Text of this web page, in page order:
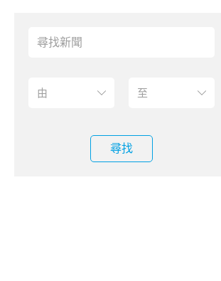
尋找